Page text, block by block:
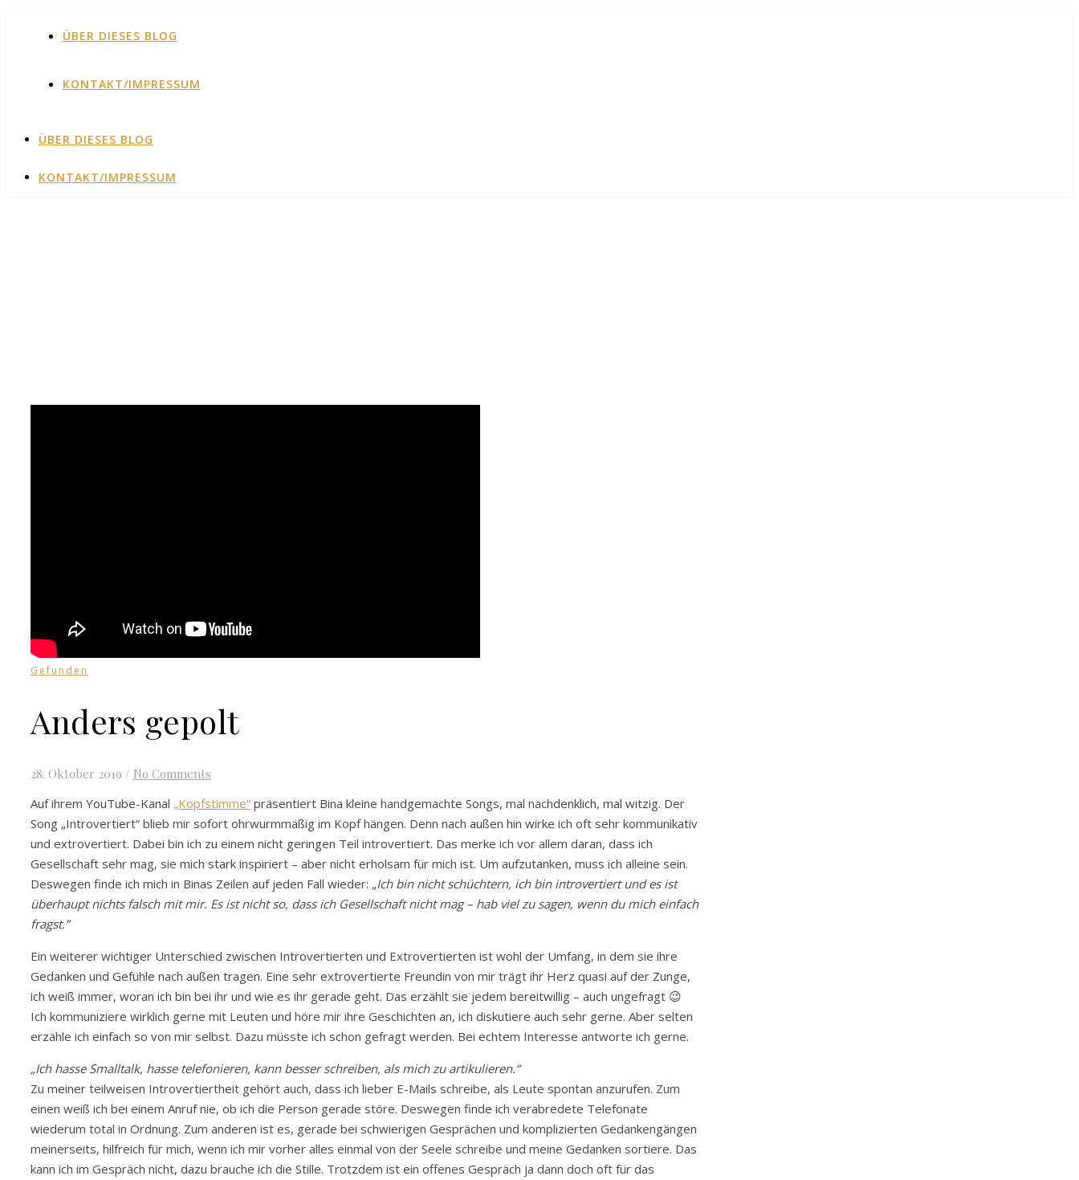
ÜBER DIESES BLOG
KONTAKT/IMPRESSUM
ÜBER DIESES BLOG
KONTAKT/IMPRESSUM
Gefunden
Anders gepolt
28. Oktober 2019 / No Comments
Auf ihrem YouTube-Kanal „Kopfstimme“ präsentiert Bina kleine handgemachte Songs, mal nachdenklich, mal witzig. Der
Song „Introvertiert“ blieb mir sofort ohrwurmmäßig im Kopf hängen. Denn nach außen hin wirke ich oft sehr kommunikativ
und extrovertiert. Dabei bin ich zu einem nicht geringen Teil introvertiert. Das merke ich vor allem daran, dass ich
Gesellschaft sehr mag, sie mich stark inspiriert – aber nicht erholsam für mich ist. Um aufzutanken, muss ich alleine sein.
Deswegen finde ich mich in Binas Zeilen auf jeden Fall wieder: „Ich bin nicht schüchtern, ich bin introvertiert und es ist
überhaupt nichts falsch mit mir. Es ist nicht so, dass ich Gesellschaft nicht mag – hab viel zu sagen, wenn du mich einfach
fragst.”
Ein weiterer wichtiger Unterschied zwischen Introvertierten und Extrovertierten ist wohl der Umfang, in dem sie ihre
Gedanken und Gefühle nach außen tragen. Eine sehr extrovertierte Freundin von mir trägt ihr Herz quasi auf der Zunge,
ich weiß immer, woran ich bin bei ihr und wie es ihr gerade geht. Das erzählt sie jedem bereitwillig – auch ungefragt 😉
Ich kommuniziere wirklich gerne mit Leuten und höre mir ihre Geschichten an, ich diskutiere auch sehr gerne. Aber selten
erzähle ich einfach so von mir selbst. Dazu müsste ich schon gefragt werden. Bei echtem Interesse antworte ich gerne.
„Ich hasse Smalltalk, hasse telefonieren, kann besser schreiben, als mich zu artikulieren.“
Zu meiner teilweisen Introvertiertheit gehört auch, dass ich lieber E-Mails schreibe, als Leute spontan anzurufen. Zum
einen weiß ich bei einem Anruf nie, ob ich die Person gerade störe. Deswegen finde ich verabredete Telefonate
wiederum total in Ordnung. Zum anderen ist es, gerade bei schwierigen Gesprächen und komplizierten Gedankengängen
meinerseits, hilfreich für mich, wenn ich mir vorher alles einmal von der Seele schreibe und meine Gedanken sortiere. Das
kann ich im Gespräch nicht, dazu brauche ich die Stille. Trotzdem ist ein offenes Gespräch ja dann doch oft für das